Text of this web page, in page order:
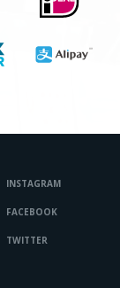
INSTAGRAM
FACEBOOK
TWITTER